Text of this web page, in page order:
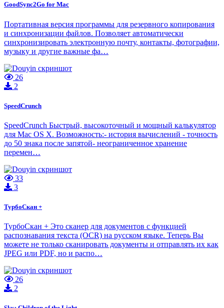
GoodSync2Go for Mac
Портативная версия программы для резервного копирования
и синхронизации файлов. Позволяет автоматически
синхронизировать электронную почту, контакты, фотографии,
музыку и другие важные фа…
26
2
SpeedCrunch
SpeedCrunch Быстрый, высокоточный и мощный калькулятор
для Mac OS X. Возможность:- история вычислений - точность
до 50 знака после запятой- неограниченное хранение
перемен…
33
3
ТурбоСкан +
ТурбоСкан + Это сканер для документов с функцией
распознавания текста (OCR) на русском языке. Теперь Вы
можете не только сканировать документы и отправлять их как
JPEG или PDF, но и распо…
26
2